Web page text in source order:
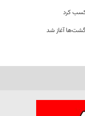
کرد